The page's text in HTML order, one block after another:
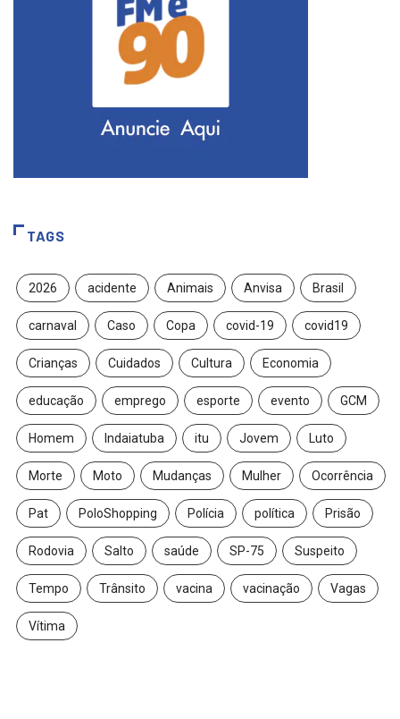
TAGS
2026 acidente Animais Anvisa Brasil
carnaval Caso Copa covid-19 covid19
Crianças Cuidados Cultura Economia
educação emprego esporte evento GCM
Homem Indaiatuba itu Jovem Luto
Morte Moto Mudanças Mulher Ocorrência
Pat PoloShopping Polícia política Prisão
Rodovia Salto saúde SP-75 Suspeito
Tempo Trânsito vacina vacinação Vagas
Vítima